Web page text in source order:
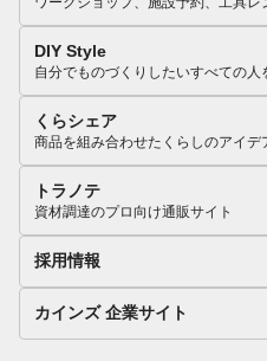
DIY Style
自分でものづくりしたいすべての人
くらシェア
商品を組み合わせたくらしのアイデ
トラノテ
資材調達のプロ向け通販サイト
採用情報
カインズ 企業サイト